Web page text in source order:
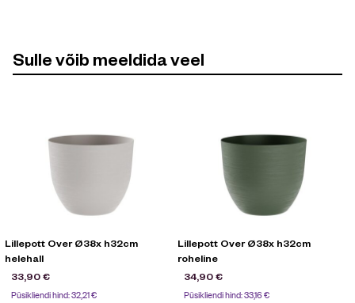
Sulle võib meeldida veel
Lillepott Over Ø38x h32cm
helehall
33,90€
Püsikliendi hind:32,21€
Lillepott Over Ø38x h32cm
roheline
34,90€
Püsikliendi hind:33,16€